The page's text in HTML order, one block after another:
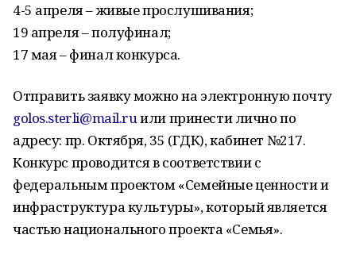
4-5 апреля – живые прослушивания;
19 апреля – полуфинал;
17 мая – финал конкурса.
Отправить заявку можно на электронную почту
golos.sterli@mail.ruили принести лично по
адресу: пр. Октября, 35 (ГДК), кабинет №217.
Конкурс проводится в соответствии с
федеральным проектом «Семейные ценности и
инфраструктура культуры», который является
частью национального проекта «Семья».